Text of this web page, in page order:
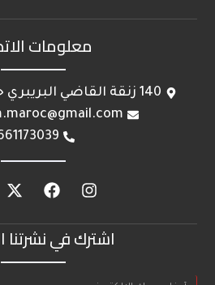
اشترك في نشرتنا
معلومات
140 زنقة القاضي البريبري حي العكاري، الرباط